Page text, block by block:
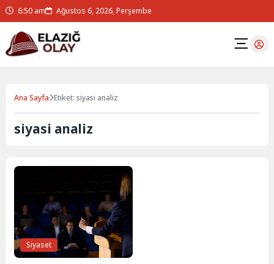
6:50 am Ağustos 6, 2026, Perşembe
Ana Sayfa Etiket: siyasi analiz
siyasi analiz
Siyaset